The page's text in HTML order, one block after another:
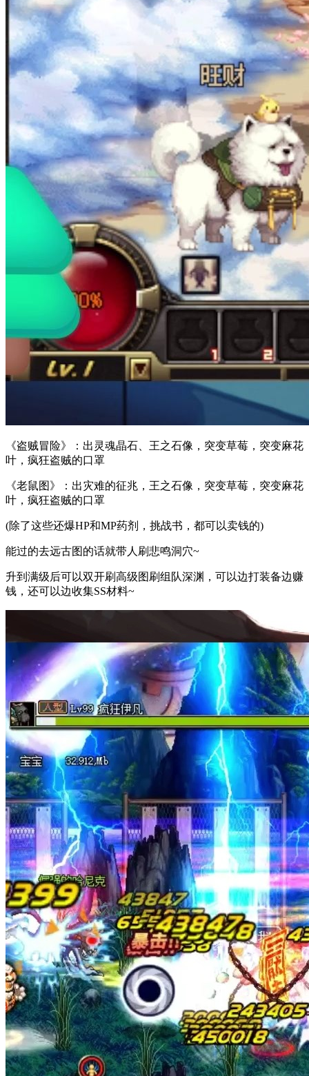
《盗贼冒险》：出灵魂晶石、王之石像，突变草莓，突变麻花
叶，疯狂盗贼的口罩
《老鼠图》：出灾难的征兆，王之石像，突变草莓，突变麻花
叶，疯狂盗贼的口罩
(除了这些还爆HP和MP药剂，挑战书，都可以卖钱的)
能过的去远古图的话就带人刷悲鸣洞穴~
升到满级后可以双开刷高级图刷组队深渊，可以边打装备边赚
钱，还可以边收集SS材料~